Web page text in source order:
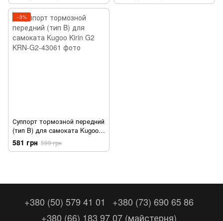
−3%
Суппорт тормозной передний
(тип B) для самоката Kugoo
Kirin G2
581 грн 599 грн
+380 (50) 579 41 01
+380 (73) 690 65 86
+380 (66) 183 97 07 (майстерня)